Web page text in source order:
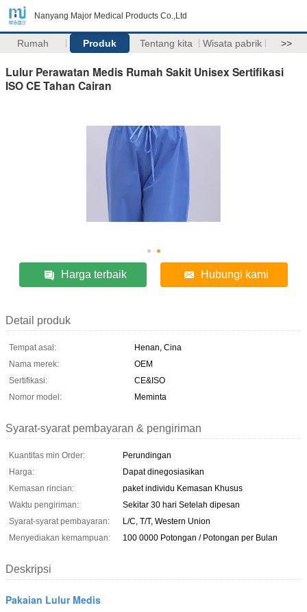
Nanyang Major Medical Products Co.,Ltd
Rumah Produk Tentang kita Wisata pabrik >>
Lulur Perawatan Medis Rumah Sakit Unisex Sertifikasi
ISO CE Tahan Cairan
Harga terbaik Hubungi kami
Detail produk
Tempat asal:
Henan, Cina
Nama merek:
OEM
Sertifikasi:
CE&ISO
Nomor model:
Meminta
Syarat-syarat pembayaran & pengiriman
Kuantitas min Order:
Perundingan
Harga:
Dapat dinegosiasikan
Kemasan rincian:
paket individu Kemasan Khusus
Waktu pengiriman:
Sekitar 30 hari Setelah dipesan
Syarat-syarat pembayaran:
L/C, T/T, Western Union
Menyediakan kemampuan:
100 0000 Potongan / Potongan per Bulan
Deskripsi
Pakaian Lulur Medis